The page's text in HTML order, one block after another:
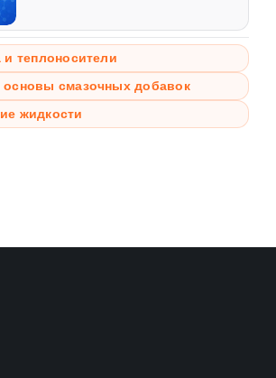
теплоносители
смазочных добавок
жидкости